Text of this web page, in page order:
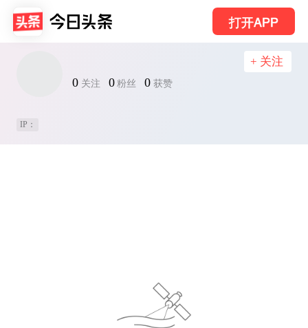
打开APP
0 关注 0 粉丝 0 获赞
+ 关注
IP：